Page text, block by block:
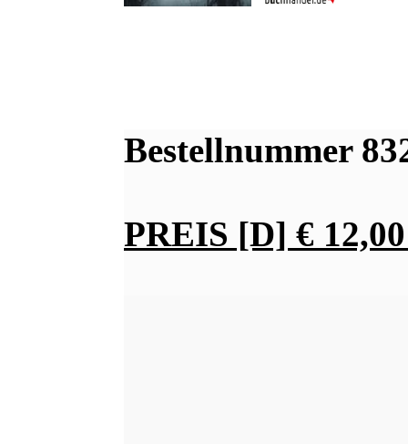
Bestellnummer
PREIS [D] €